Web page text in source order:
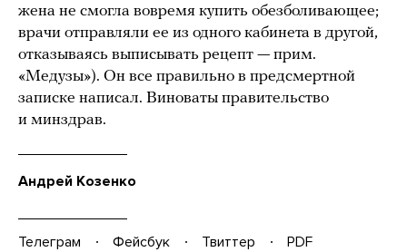
жена не смогла вовремя купить обезболивающее;
врачи отправляли ее из одного кабинета в другой,
отказываясь выписывать рецепт — прим.
«Медузы»). Он все правильно в предсмертной
записке написал. Виноваты правительство
и минздрав.
Андрей Козенко
Телеграм Фейсбук Твиттер
PDF